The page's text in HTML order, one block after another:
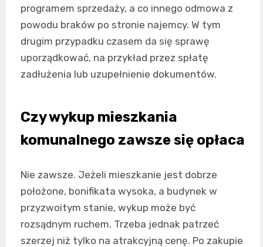
programem sprzedaży, a co innego odmowa z
powodu braków po stronie najemcy. W tym
drugim przypadku czasem da się sprawę
uporządkować, na przykład przez spłatę
zadłużenia lub uzupełnienie dokumentów.
Czy wykup mieszkania
komunalnego zawsze się opłaca
Nie zawsze. Jeżeli mieszkanie jest dobrze
położone, bonifikata wysoka, a budynek w
przyzwoitym stanie, wykup może być
rozsądnym ruchem. Trzeba jednak patrzeć
szerzej niż tylko na atrakcyjną cenę. Po zakupie